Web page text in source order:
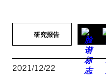
研究报告
2021/12/22